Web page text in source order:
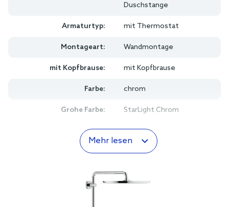
Duschstange
Armaturtyp: mit Thermostat
Montageart: Wandmontage
mit Kopfbrause: mit Kopfbrause
Farbe: chrom
Grohe Farbe: StarLight Chrom
Mehr lesen